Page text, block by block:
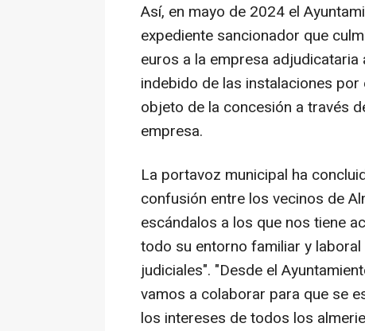
Así, en mayo de 2024 el
expediente sancionador que
euros a la empresa
indebido de las instalaciones
objeto de la concesión a través
empresa.
La portavoz municipal ha
confusión entre los vecinos de
escándalos a los que nos tiene
todo su entorno familiar y
judiciales". "Desde el
vamos a colaborar para que se
los intereses de todos los